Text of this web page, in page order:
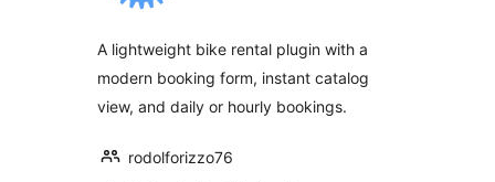
A lightweight bike rental plugin with a
modern booking form, instant catalog
view, and daily or hourly bookings.
rodolforizzo76